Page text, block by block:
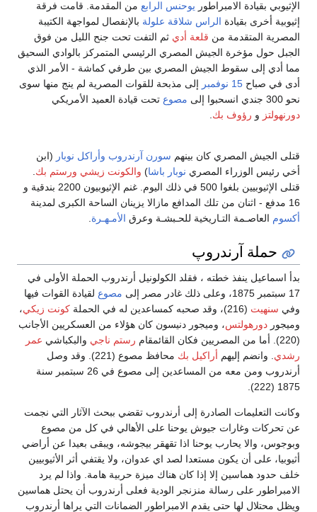
الإثيوبي بقيادة الامبراطور يوحنس الرابع من المقدمة. قامت فرقة
إثيوبية أخرى بقيادة الراس شلاقة علولة بالإنفصال لمواجهة الكتيبة
المصرية المتقدمة من قلعة أدي ثم التفت تحت جنح الليل من فوق
الجبل حول مؤخرة الجيش المصري الرئيسي المتمركز بالوادي السحيق
مما أدي إلى سقوط الجيش المصري بين طرفي كماشة - الأمر الذي
أدى في صباح 15 نوفمبر
إلى مذبحة للقوات المصرية لم ينج منها سوى
نحو 300 جندي انسحبوا إلى
مصوع تحت قيادة العميد الأمريكي
دورنهولتز و رؤوف بك
قتلى الجيش المصري كان بينهم سورن آرندروب وأراكل نوبار (ابن
أخي رئيس الوزراء المصري نوبار باشا) والكونت زيشي ورستم بك
قتلى الإثيوبيين بلغوا 500 في ذلك اليوم. غنم الإثيوبيون 2200 بندقية و
16 مدفع - اثنان من تلك المدافع مازالا يزينان الساحة الكبرى لمدينة
أكسوم العاصـمة التـاريخية للحـبشـة وعرق الأمـهـرة
حملة آرندروپ
بدأ اسماعيل ينفذ خطته ، فقلد الكولونيل أرندروب الحملة الأولى في
17 سبتمبر 1875، وعلى ذلك غادر مصر إلى
مصوع لقيادة القوات فيها
وفي سنهيت (216)، وقد صحبه كمساعدين له في الحملة كونت زيكي،
وميجور دورهولتس، وميجور دنيسون كان هؤلاء من العسكريين الأجانب
(220). أما من المصريين فكان القائمقام
رستم ناجي والبكباشي عمر
رشدي . وانضم إليهم أراكيل بك
محافظ مصوع (221). وقد وصل
أرندروب ومن معه من المساعدين إلى مصوع في 26 سبتمبر سنة
1875 (222).
وكانت التعليمات الصادرة إلى أرندروب تقضي ببحث الآثار التي نجمت
عن تحركات وغارات جيوش يوحنا على الأهالي في كل من مصوع
وبوجوس، والا يحارب يوحنا اذا تقهقر بيجوشه، ويبقى بعيدا عن أراضي
أثيوبيا، على أن يكون مستعدا لصد اي عدوان، ولا يقتفي أثر الأثيوبيين
خلف حدود هماسين إلا إذا كان هناك ميزة حربية هامة. واذا لم يرد
الامبراطور على رسالة منزنجر الودية فعلى أرندروب أن يحتل هماسين
ويظل محتلال لها حتى يقدم الامبراطور الضمانات التي يراها أرندروب